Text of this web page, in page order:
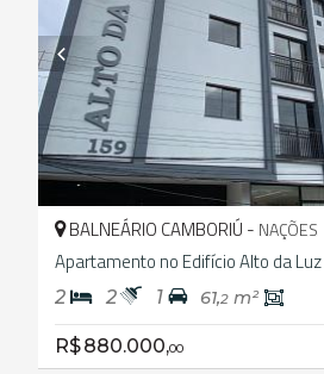
BALNEÁRIO CAMBORIÚ - NAÇÕES
Apartamento no Edifício Alto da Luz
2 2 1 61,2 m²
R$ 880.000,00